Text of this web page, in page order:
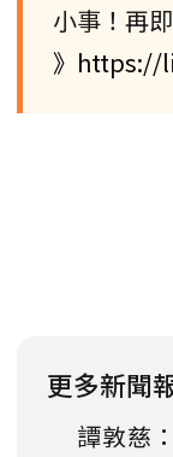
小事！再
》https://
更多新聞
譚敦慈